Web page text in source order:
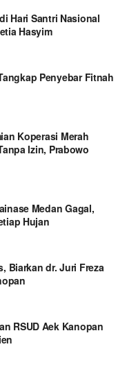
Hari Santri Nasional
Hasyim
Penyebar Fitnah
Koperasi Merah
Izin, Prabowo
Medan Gagal,
Hujan
Biarkan dr. Juri Freza
RSUD Aek Kanopan